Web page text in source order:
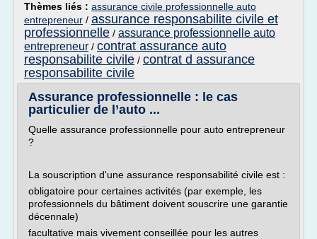
Thèmes liés : assurance civile professionnelle auto
entrepreneur / assurance responsabilite civile et
professionnelle / assurance professionnelle auto
entrepreneur / contrat assurance auto
responsabilite civile / contrat d assurance
responsabilite civile
Assurance professionnelle : le cas
particulier de l’auto ...
Quelle assurance professionnelle pour auto entrepreneur
?
La souscription d'une assurance responsabilité civile est :
obligatoire pour certaines activités (par exemple, les
professionnels du bâtiment doivent souscrire une garantie
décennale)
facultative mais vivement conseillée pour les autres